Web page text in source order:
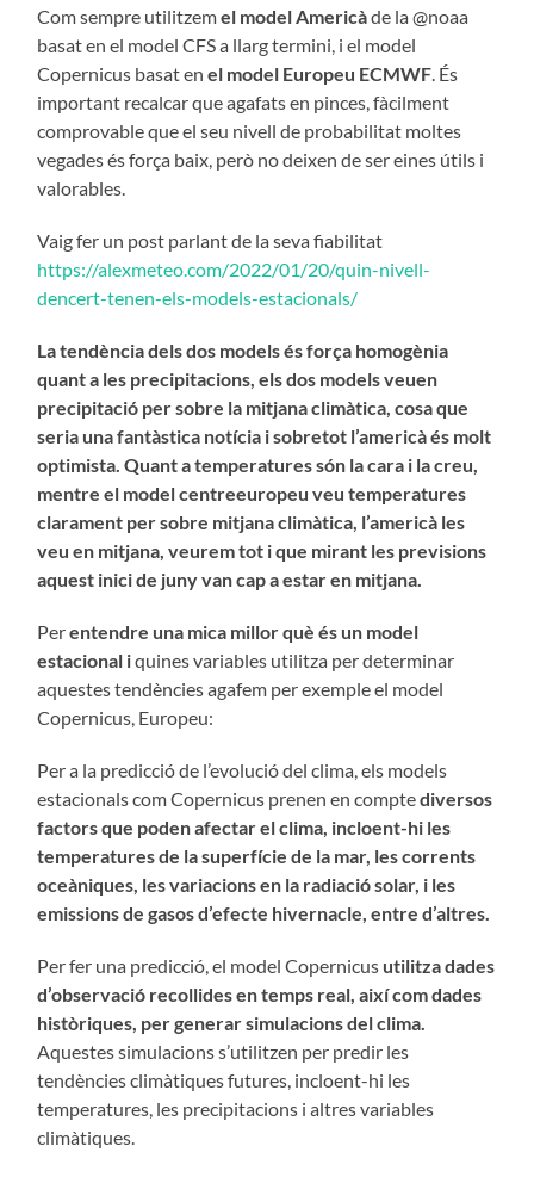
Com sempre utilitzemel model Americàde la @noaa
basat en el model CFS a llarg termini, i el model
Copernicus basat enel model Europeu ECMWF . És
important recalcar que agafats en pinces, fàcilment
comprovable que el seu nivell de probabilitat moltes
vegades és força baix, però no deixen de ser eines útils i
valorables.
Vaig fer un post parlant de la seva fiabilitat
https://alexmeteo.com/2022/01/20/quin-nivell-
dencert-tenen-els-models-estacionals/
La tendència dels dos models és força homogènia
quant a les precipitacions, els dos models veuen
precipitació per sobre la mitjana climàtica, cosa que
seria una fantàstica notícia i sobretot l’americà és molt
optimista. Quant a temperatures són la cara i la creu,
mentre el model centreeuropeu veu temperatures
clarament per sobre mitjana climàtica, l’americà les
veu en mitjana, veurem tot i que mirant les previsions
aquest inici de juny van cap a estar en mitjana.
Perentendre una mica millor què és un model
estacional iquines variables utilitza per determinar
aquestes tendències agafem per exemple el model
Copernicus, Europeu:
Per a la predicció de l’evolució del clima, els models
estacionals com Copernicus prenen en comptediversos
factors que poden afectar el clima, incloent-hi les
temperatures de la superfície de la mar, les corrents
oceàniques, les variacions en la radiació solar, i les
emissions de gasos d’efecte hivernacle, entre d’altres.
Per fer una predicció, el model Copernicus utilitza dades
d’observació recollides en temps real, així com dades
històriques, per generar simulacions del clima.
Aquestes simulacions s’utilitzen per predir les
tendències climàtiques futures, incloent-hi les
temperatures, les precipitacions i altres variables
climàtiques.